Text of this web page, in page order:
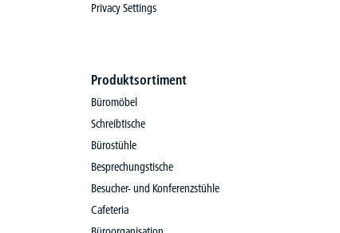
Privacy Settings
Produktsortiment
Büromöbel
Schreibtische
Bürostühle
Besprechungstische
Besucher- und Konferenzstühle
Cafeteria